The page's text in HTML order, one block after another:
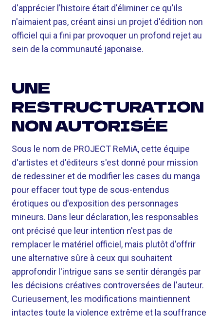
d'apprécier l'histoire était d'éliminer ce qu'ils
n'aimaient pas, créant ainsi un projet d'édition non
officiel qui a fini par provoquer un profond rejet au
sein de la communauté japonaise.
UNE
RESTRUCTURATION
NON AUTORISÉE
Sous le nom de PROJECT ReMiA, cette équipe
d'artistes et d'éditeurs s'est donné pour mission
de redessiner et de modifier les cases du manga
pour effacer tout type de sous-entendus
érotiques ou d'exposition des personnages
mineurs. Dans leur déclaration, les responsables
ont précisé que leur intention n'est pas de
remplacer le matériel officiel, mais plutôt d'offrir
une alternative sûre à ceux qui souhaitent
approfondir l'intrigue sans se sentir dérangés par
les décisions créatives controversées de l'auteur.
Curieusement, les modifications maintiennent
intactes toute la violence extrême et la souffrance